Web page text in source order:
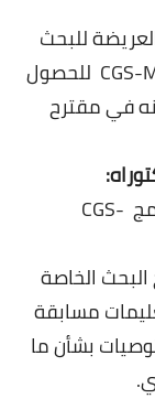
للبحث
للحصول
في مقترح
لبرامج CGS-
الخاصة
مسابقة
بشأن ما